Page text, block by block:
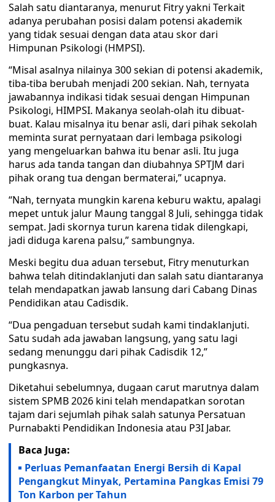
Salah satu diantaranya, menurut Fitry yakni Terkait
adanya perubahan posisi dalam potensi akademik
yang tidak sesuai dengan data atau skor dari
Himpunan Psikologi (HMPSI).
“Misal asalnya nilainya 300 sekian di potensi akademik,
tiba-tiba berubah menjadi 200 sekian. Nah, ternyata
jawabannya indikasi tidak sesuai dengan Himpunan
Psikologi, HIMPSI. Makanya seolah-olah itu dibuat-
buat. Kalau misalnya itu benar asli, dari pihak sekolah
meminta surat pernyataan dari lembaga psikologi
yang mengeluarkan bahwa itu benar asli. Itu juga
harus ada tanda tangan dan diubahnya SPTJM dari
pihak orang tua dengan bermaterai,” ucapnya.
“Nah, ternyata mungkin karena keburu waktu, apalagi
mepet untuk jalur Maung tanggal 8 Juli, sehingga tidak
sempat. Jadi skornya turun karena tidak dilengkapi,
jadi diduga karena palsu,” sambungnya.
Meski begitu dua aduan tersebut, Fitry menuturkan
bahwa telah ditindaklanjuti dan salah satu diantaranya
telah mendapatkan jawab lansung dari Cabang Dinas
Pendidikan atau Cadisdik.
“Dua pengaduan tersebut sudah kami tindaklanjuti.
Satu sudah ada jawaban langsung, yang satu lagi
sedang menunggu dari pihak Cadisdik 12,”
pungkasnya.
Diketahui sebelumnya, dugaan carut marutnya dalam
sistem SPMB 2026 kini telah mendapatkan sorotan
tajam dari sejumlah pihak salah satunya Persatuan
Purnabakti Pendidikan Indonesia atau P3I Jabar.
Baca Juga:
Perluas Pemanfaatan Energi Bersih di Kapal
Pengangkut Minyak, Pertamina Pangkas Emisi 79
Ton Karbon per Tahun